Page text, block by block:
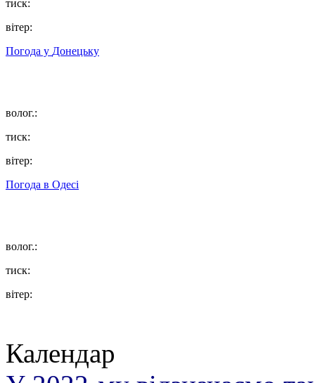
тиск:
вітер:
Погода у Донецьку
волог.:
тиск:
вітер:
Погода в Одесі
волог.:
тиск:
вітер:
Календар